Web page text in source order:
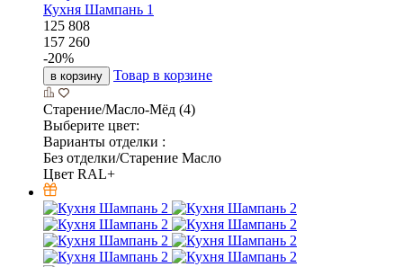
Кухня Шампань 1
125 808
157 260
-20%
в корзину Товар в корзине
Старение/Масло-Мёд (4)
Выберите цвет:
Варианты отделки :
Без отделки/Старение Масло
Цвет RAL+